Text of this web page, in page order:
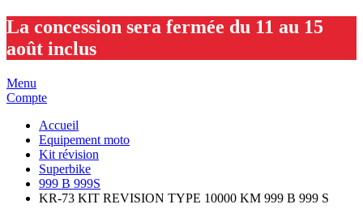
La concession sera fermée du 11 au 15
août inclus
Menu
Compte
Accueil
Equipement moto
Kit révision
Superbike
999 B 999S
KR-73 KIT REVISION TYPE 10000 KM 999 B 999 S